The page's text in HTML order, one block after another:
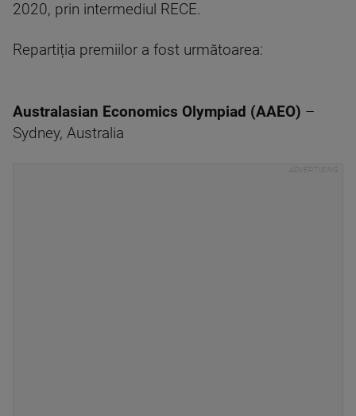
2020, prin intermediul RECE.
Repartiția premiilor a fost următoarea:
Australasian Economics Olympiad (AAEO) –
Sydney, Australia